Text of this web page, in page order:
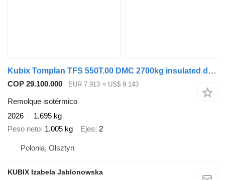
Kubix Tomplan TFS 550T.00 DMC 2700kg insulated double axle van
COP 29.100.000 EUR 7.913 ≈ US$ 9.143
Remolque isotérmico
2026
1.695 kg
Peso neto 1.005 kg Ejes 2
Polonia, Olsztyn
KUBIX Izabela Jablonowska